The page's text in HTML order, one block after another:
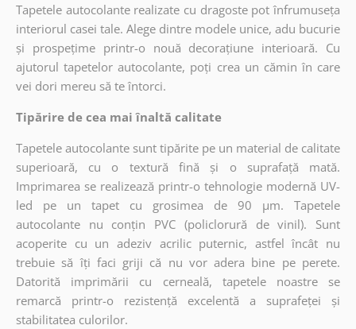
Tapetele autocolante realizate cu dragoste pot înfrumuseța
interiorul casei tale. Alege dintre modele unice, adu bucurie
și prospețime printr-o nouă decorațiune interioară. Cu
ajutorul tapetelor autocolante, poți crea un cămin în care
vei dori mereu să te întorci.
Tipărire de cea mai înaltă calitate
Tapetele autocolante sunt tipărite pe un material de calitate
superioară, cu o textură fină și o suprafață mată.
Imprimarea se realizează printr-o tehnologie modernă UV-
led pe un tapet cu grosimea de 90 µm. Tapetele
autocolante nu conțin PVC (policlorură de vinil). Sunt
acoperite cu un adeziv acrilic puternic, astfel încât nu
trebuie să îți faci griji că nu vor adera bine pe perete.
Datorită imprimării cu cerneală, tapetele noastre se
remarcă printr-o rezistență excelentă a suprafeței și
stabilitatea culorilor.